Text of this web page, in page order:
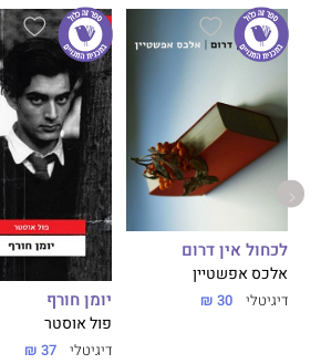
דבר עורכת האתר:
באופן פשוט ויחד עם זאת עמוק ומעורר רגש
המטלטלת הזו.
טקסט חשוב, ענוו ואצילי.
לכחול אין דרום
אלכס אפשטיין
דיגיטלי 30 ₪ יומן חורף
פול אוסטר
דיגיטלי 37 ₪